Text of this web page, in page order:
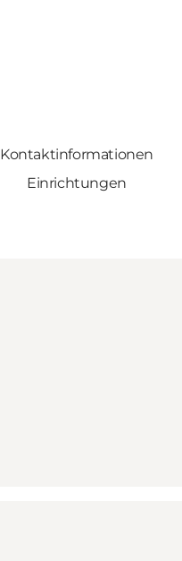
Kontaktinformationen
Einrichtungen